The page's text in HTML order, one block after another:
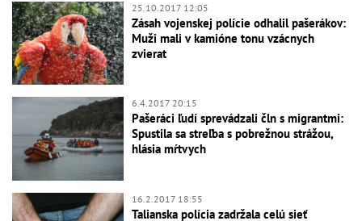
25.10.2017 12:05
Zásah vojenskej polície odhalil pašerákov:
Muži mali v kamióne tonu vzácnych
zvierat
6.4.2017 20:15
Pašeráci ľudí sprevádzali čln s migrantmi:
Spustila sa streľba s pobrežnou strážou,
hlásia mŕtvych
16.2.2017 18:55
Talianska polícia zadržala celú sieť